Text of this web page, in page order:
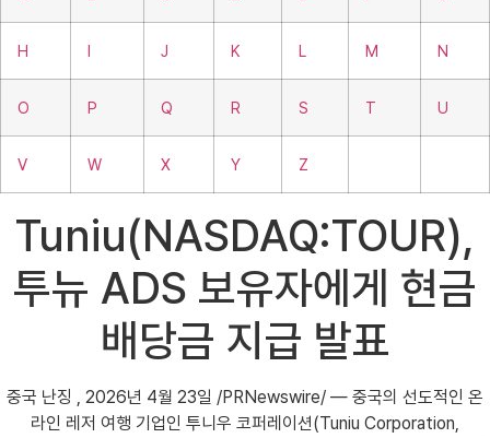
H I J K L M N
O P Q R S T U
V W X Y Z
Tuniu(NASDAQ:TOUR),
투뉴 ADS 보유자에게 현금
배당금 지급 발표
중국 난징 , 2026년 4월 23일 /PRNewswire/ — 중국의 선도적인 온
라인 레저 여행 기업인 투니우 코퍼레이션(Tuniu Corporation,